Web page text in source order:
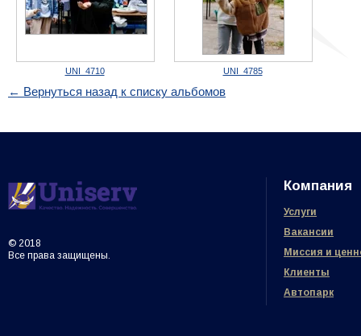
UNI_4710 UNI_4785
← Вернуться назад к списку альбомов
© 2018
Все права защищены.
Компания
Услуги
Вакансии
Миссия и
Клиенты
Автопарк